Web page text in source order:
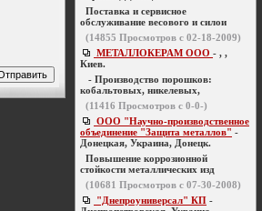
Поставка и сервисное
обслуживание весового и силои
(14855 Просмотров с 02-18-2009)
МЕТАЛЛОКЕРАМ ООО - , ,
Киев.
- Производство порошков:
кобальтовых, никелевых,
(11416 Просмотров с 0-0-)
ООО "Научно-производственное
объединение "Защита металлов" -
Донецкая, Украина, Донецк.
Повышение коррозионной
стойкости металлических изд
(10681 Просмотров с 07-30-2008)
"Днепроуниверсал" КП -